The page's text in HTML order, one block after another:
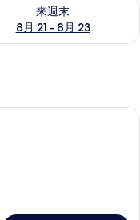
来週末
8月 21 - 8月 23
遮光カーテン、WiFi (無料)